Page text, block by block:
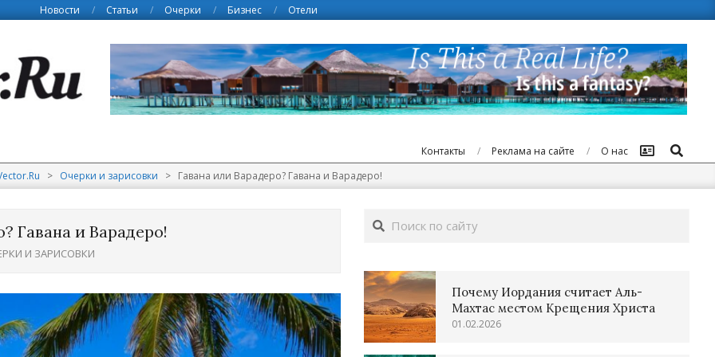
Новости Статьи Очерки Бизнес Отели
Контакты Реклама на сайте О нас Поиск
> Очерки и зарисовки > Гавана или Варадеро? Гавана и Варадеро!
Гавана и Варадеро!
И ЗАРИСОВКИ
Поиск
Почему Иордания считает Аль-
Махтас местом Крещения Христа
01.02.2026